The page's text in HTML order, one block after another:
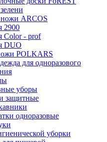
ARCOS
2900
Color - prof
DUO
POLKARS
для одноразового
уборы
защитные
одноразовые
уборки